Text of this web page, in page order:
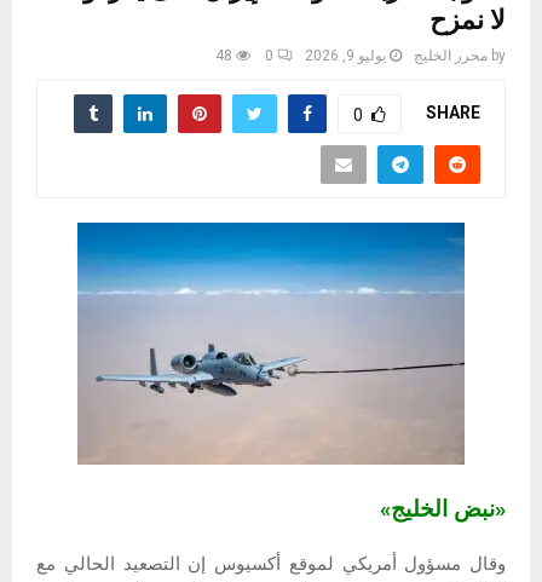
لا نمزح
by محرر الخليج يوليو 9, 2026 0
48
SHARE
0
«نبض الخليج»
وقال مسؤول أمريكي لموقع أكسيوس إن التصعيد الحالي مع